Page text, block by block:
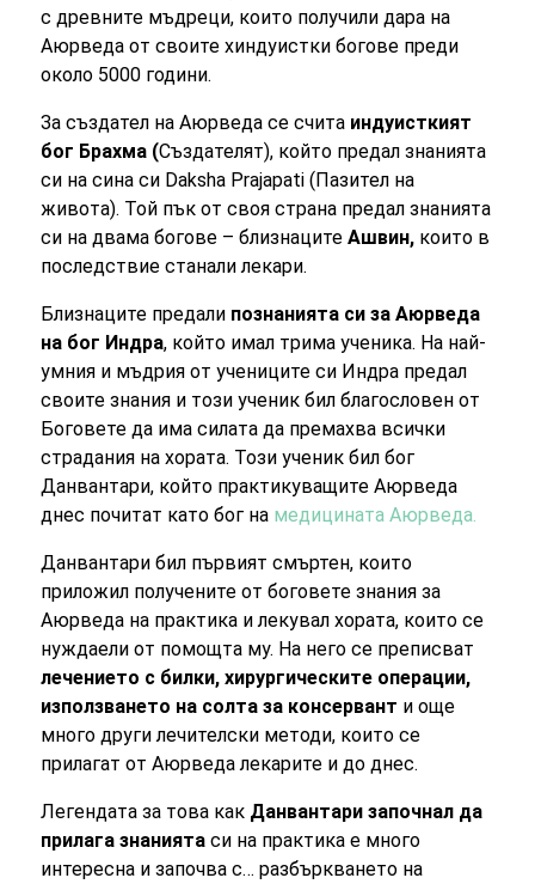
с древните мъдреци, които получили дара на
Аюрведа от своите хиндуистки богове преди
около 5000 години.
За създател на Аюрведа се счита индуисткият
бог Брахма (Създателят), който предал знанията
си на сина си Daksha Prajapati (Пазител на
живота). Той пък от своя страна предал знанията
си на двама богове – близнацитеАшвин, които в
последствие станали лекари.
Близнаците предали познанията си за Аюрведа
на бог Индра, който имал трима ученика. На най-
умния и мъдрия от учениците си Индра предал
своите знания и този ученик бил благословен от
Боговете да има силата да премахва всички
страдания на хората. Този ученик бил бог
Данвантари, който практикуващите Аюрведа
днес почитат като бог на медицината Аюрведа.
Данвантари бил първият смъртен, които
приложил получените от боговете знания за
Аюрведа на практика и лекувал хората, които се
нуждаели от помощта му. На него се преписват
лечението с билки, хирургическите операции,
използването на солта за консервант и още
много други лечителски методи, които се
прилагат от Аюрведа лекарите и до днес.
Легендата за това как Данвантари започнал да
прилага знанията си на практика е много
интересна и започва с… разбъркването на